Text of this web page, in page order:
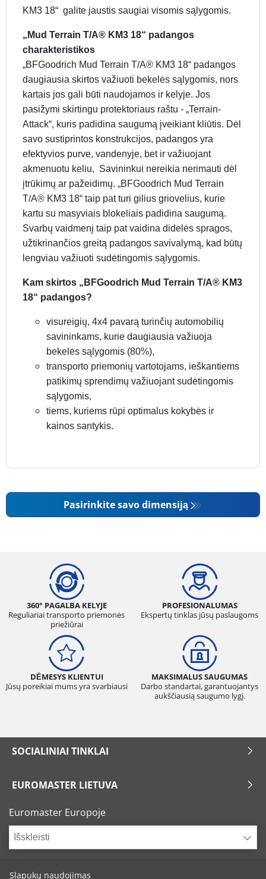
KM3 18“ galite jaustis saugiai visomis sąlygomis.
„Mud Terrain T/A® KM3 18“ padangos
charakteristikos
„BFGoodrich Mud Terrain T/A® KM3 18“ padangos
daugiausia skirtos važiuoti bekelės sąlygomis, nors
kartais jos gali būti naudojamos ir kelyje. Jos
pasižymi skirtingu protektoriaus raštu - „Terrain-
Attack“, kuris padidina saugumą įveikiant kliūtis. Dėl
savo sustiprintos konstrukcijos, padangos yra
efektyvios purve, vandenyje, bet ir važiuojant
akmenuotu keliu, Savininkui nereikia nerimauti dėl
įtrūkimų ar pažeidimų. „BFGoodrich Mud Terrain
T/A® KM3 18“ taip pat turi gilius griovelius, kurie
kartu su masyviais blokeliais padidina saugumą.
Svarbų vaidmenį taip pat vaidina didelės spragos,
užtikrinančios greitą padangos savivalymą, kad būtų
lengviau važiuoti sudėtingomis sąlygomis.
Kam skirtos „BFGoodrich Mud Terrain T/A® KM3
18“ padangos?
visureigių, 4x4 pavarą turinčių automobilių
savininkams, kurie daugiausia važiuoja
bekelės sąlygomis (80%),
transporto priemonių vartotojams, ieškantiems
patikimų sprendimų važiuojant sudėtingomis
sąlygomis,
tiems, kuriems rūpi optimalus kokybės ir
kainos santykis.
Pasirinkite savo dimensiją
360° PAGALBA KELYJE
Reguliariai transporto priemonės
priežiūrai
PROFESIONALUMAS
Ekspertų tinklas jūsų paslaugoms
DĖMESYS KLIENTUI
Jūsų poreikiai mums yra svarbiausi
MAKSIMALUS SAUGUMAS
Darbo standartai, garantuojantys
aukščiausią saugumo lygį.
SOCIALINIAI TINKLAI
EUROMASTER LIETUVA
Euromaster Europoje
Išskleisti
Slapukų naudojimas